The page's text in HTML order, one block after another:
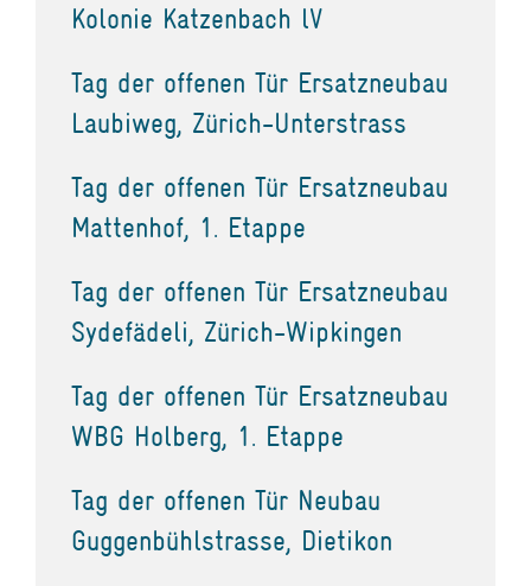
Kolonie Katzenbach lV
Tag der offenen Tür Ersatzneubau
Laubiweg, Zürich-Unterstrass
Tag der offenen Tür Ersatzneubau
Mattenhof, 1. Etappe
Tag der offenen Tür Ersatzneubau
Sydefädeli, Zürich-Wipkingen
Tag der offenen Tür Ersatzneubau
WBG Holberg, 1. Etappe
Tag der offenen Tür Neubau
Guggenbühlstrasse, Dietikon